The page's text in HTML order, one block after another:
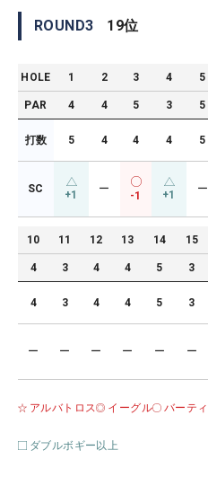
ROUND3 19位
HOLE 1 2 3 4 5
PAR 4 4 5 3 5
打数 5 4 4 4 5
SC +1 ー
-1 +1 ー
10 11 12 13 14 15
4 3 4 4 5 3
4 3 4 4 5 3
ー ー ー ー ー ー
アルバトロス イーグル バーティ
ダブルボギー以上